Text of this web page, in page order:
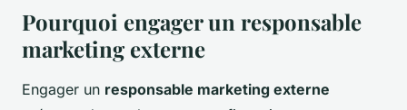
Pourquoi engager un responsable
marketing externe
Engager un responsable marketing externe